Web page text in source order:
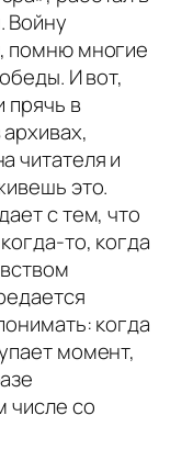
Войну
помню многие
И вот,
прячь в
читателя и
это.
с тем, что
то, когда
когда
момент,
числе со